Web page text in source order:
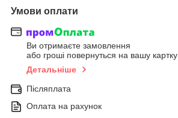
Умови оплати
Ви отримаєте замовлення
або гроші повернуться на вашу картку
Детальніше
Післяплата
Оплата на рахунок